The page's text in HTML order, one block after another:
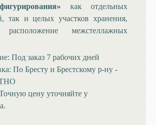
как отдельных
так и целых участков хранения,
расположение межстеллажных
Под заказ 7 рабочих дней
По Бресту и Брестскому р-ну -
цену уточняйте у